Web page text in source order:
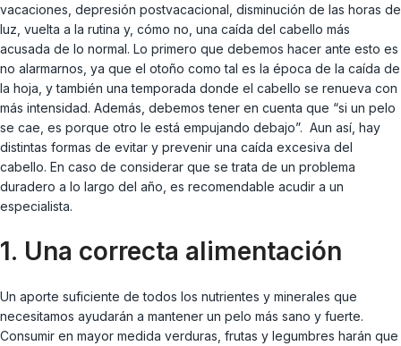
vacaciones, depresión postvacacional, disminución de las horas de
luz, vuelta a la rutina y, cómo no, una caída del cabello más
acusada de lo normal. Lo primero que debemos hacer ante esto es
no alarmarnos, ya que el otoño como tal es la época de la caída de
la hoja, y también una temporada donde el cabello se renueva con
más intensidad. Además, debemos tener en cuenta que “si un pelo
se cae, es porque otro le está empujando debajo”. Aun así, hay
distintas formas de evitar y prevenir una caída excesiva del
cabello. En caso de considerar que se trata de un problema
duradero a lo largo del año, es recomendable acudir a un
especialista.
1. Una correcta alimentación
Un aporte suficiente de todos los nutrientes y minerales que
necesitamos ayudarán a mantener un pelo más sano y fuerte.
Consumir en mayor medida verduras, frutas y legumbres harán que